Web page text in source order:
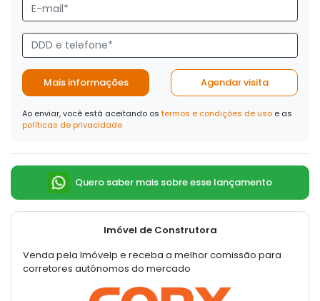
Mais informações Agendar visita
Ao enviar, você está aceitando os termos e condições de uso e as
políticas de privacidade
Quero saber mais sobre esse lançamento
Imóvel de Construtora
Venda pela Imóvelp e receba a melhor comissão para
corretores autônomos do mercado